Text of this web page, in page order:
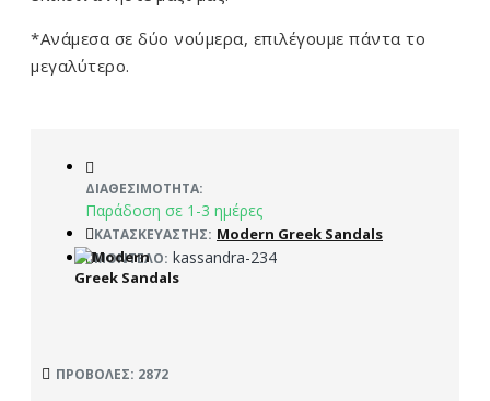
*Ανάμεσα σε δύο νούμερα, επιλέγουμε πάντα το
μεγαλύτερο.
ΔΙΑΘΕΣΙΜΌΤΗΤΑ:
Παράδοση σε 1-3 ημέρες
ΚΑΤΑΣΚΕΥΑΣΤΉΣ: Modern Greek Sandals
ΜΟΝΤΈΛΟ: kassandra-234
ΠΡΟΒΟΛΈΣ: 2872